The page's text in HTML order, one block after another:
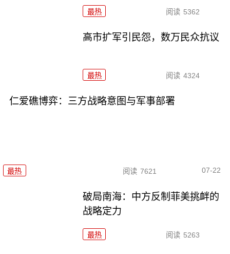
最热 阅读 5362
高市扩军引民怨，数万民众抗议
最热 阅读 4324
仁爱礁博弈：三方战略意图与军事部署
最热 阅读 7621 07-22
破局南海：中方反制菲美挑衅的
战略定力
最热 阅读 5263